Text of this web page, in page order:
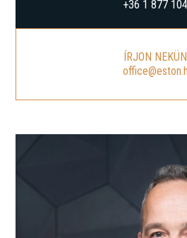
+36 1 877
ÍRJON